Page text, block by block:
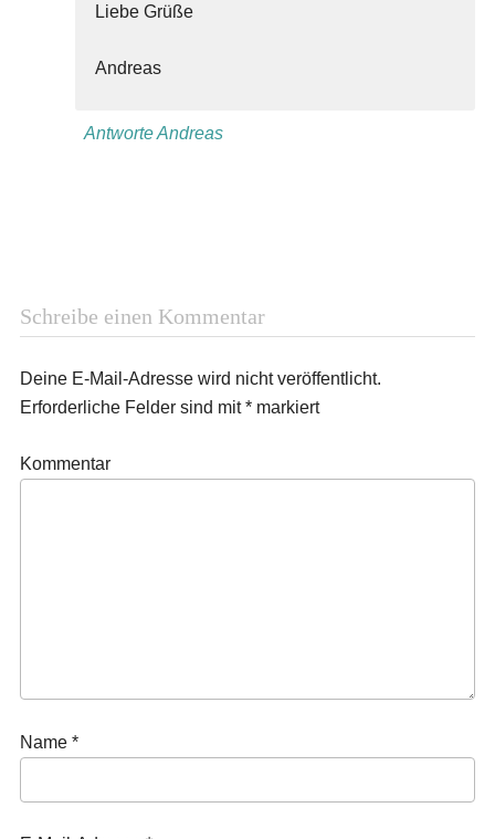
Liebe Grüße
Andreas
Antworte Andreas
Schreibe einen Kommentar
Deine E-Mail-Adresse wird nicht veröffentlicht.
Erforderliche Felder sind mit*markiert
Kommentar
Name *